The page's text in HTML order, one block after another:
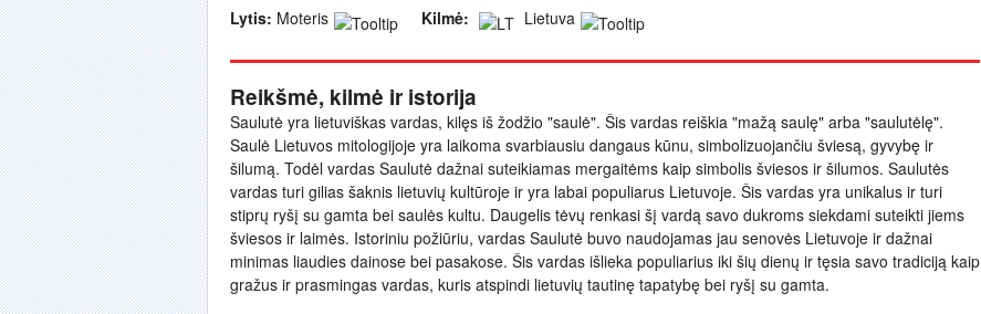
Lytis: Moteris Kilmė: Lietuva
Reikšmė, kilmė ir istorija
Saulutė yra lietuviškas vardas, kilęs iš žodžio "saulė". Šis vardas reiškia "mažą saulę" arba "saulutėlę".
Saulė Lietuvos mitologijoje yra laikoma svarbiausiu dangaus kūnu, simbolizuojančiu šviesą, gyvybę ir
šilumą. Todėl vardas Saulutė dažnai suteikiamas mergaitėms kaip simbolis šviesos ir šilumos. Saulutės
vardas turi gilias šaknis lietuvių kultūroje ir yra labai populiarus Lietuvoje. Šis vardas yra unikalus ir turi
stiprų ryšį su gamta bei saulės kultu. Daugelis tėvų renkasi šį vardą savo dukroms siekdami suteikti jiems
šviesos ir laimės. Istoriniu požiūriu, vardas Saulutė buvo naudojamas jau senovės Lietuvoje ir dažnai
minimas liaudies dainose bei pasakose. Šis vardas išlieka populiarius iki šių dienų ir tęsia savo tradiciją kaip
gražus ir prasmingas vardas, kuris atspindi lietuvių tautinę tapatybę bei ryšį su gamta.